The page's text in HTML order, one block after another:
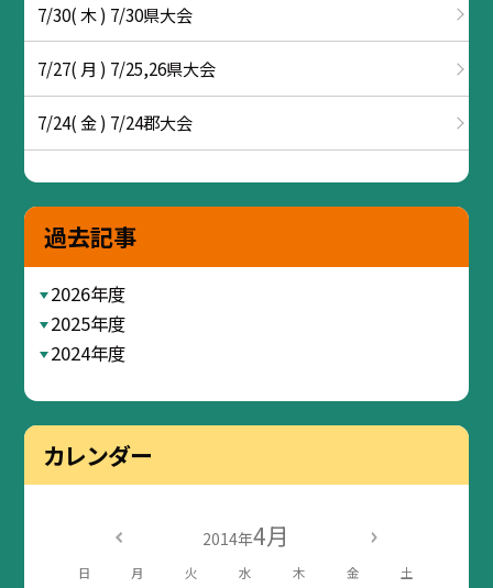
7/30( 木 ) 7/30県大会
7/27( 月 ) 7/25,26県大会
7/24( 金 ) 7/24郡大会
過去記事
2026年度
2025年度
2024年度
カレンダー
2014年4月
日 月 火 水 木 金 土